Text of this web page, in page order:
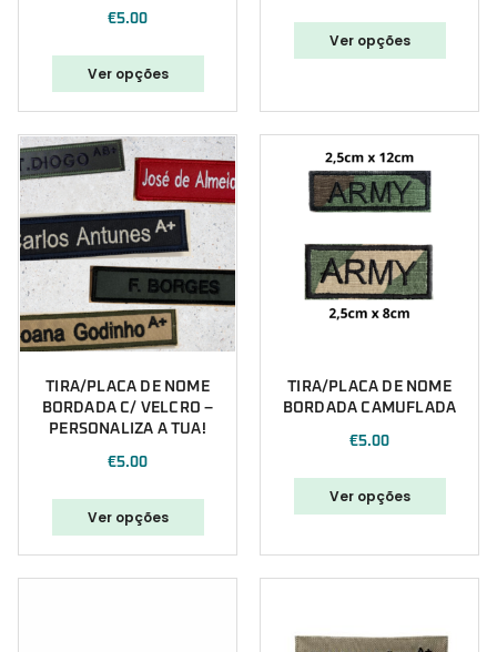
€5.00
Ver opções
Ver opções
TIRA/PLACA DE NOME
BORDADA C/ VELCRO –
PERSONALIZA A TUA!
€5.00
Ver opções
TIRA/PLACA DE NOME
BORDADA CAMUFLADA
€5.00
Ver opções